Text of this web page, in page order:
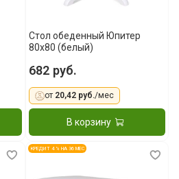
Стол обеденный Юпитер
80х80 (белый)
682 руб.
от 20,42 руб./мес
В корзину
КРЕДИТ 4 % НА 36 МЕС